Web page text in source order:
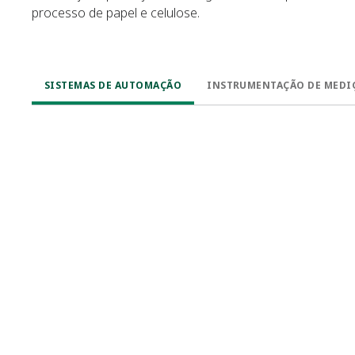
processo de papel e celulose.
SISTEMAS DE AUTOMAÇÃO INSTRUMENTAÇÃO DE